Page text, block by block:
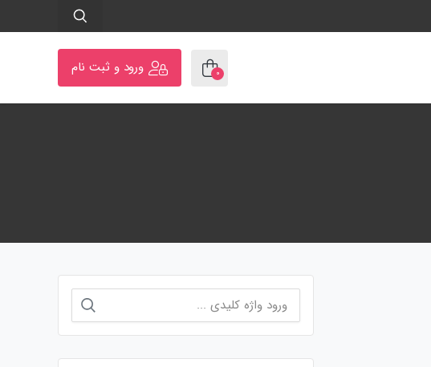
۰ ورود و ثبت نام
جستجو
برای: